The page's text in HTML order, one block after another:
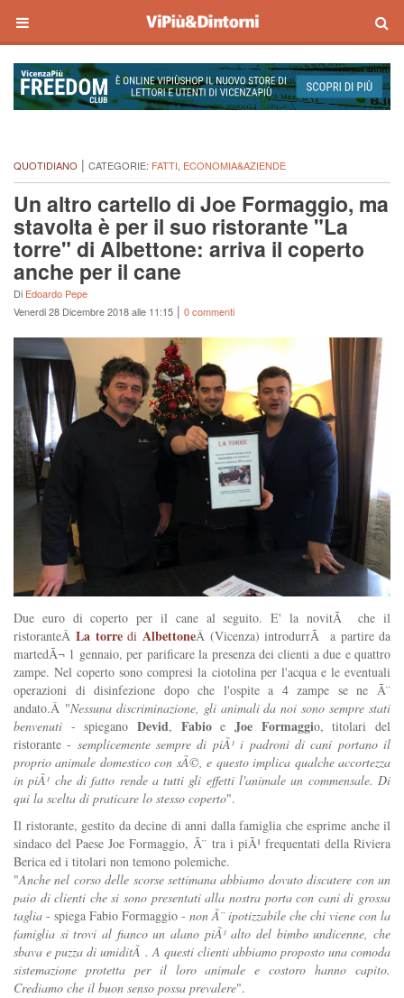
QUOTIDIANO | CATEGORIE: FATTI, ECONOMIA&AZIENDE
Un altro cartello di Joe Formaggio, ma
stavolta è per il suo ristorante "La
torre" di Albettone: arriva il coperto
anche per il cane
Di Edoardo Pepe
Venerdi 28 Dicembre 2018 alle 11:15 | 0 commenti
Due euro di coperto per il cane al seguito. E' la novitÃ che il
ristoranteÂLa torredi AlbettoneÂ (Vicenza) introdurrÃ a partire da
martedÃ¬ 1 gennaio, per parificare la presenza dei clienti a due e quattro
zampe. Nel coperto sono compresi la ciotolina per l'acqua e le eventuali
operazioni di disinfezione dopo che l'ospite a 4 zampe se ne Ã¨
andato.Â "Nessuna discriminazione, gli animali da noi sono sempre stati
benvenuti - spieganoDevid, FabioeJoe Formaggio, titolari del
ristorante - semplicemente sempre di piÃ¹ i padroni di cani portano il
proprio animale domestico con sÃ©, e questo implica qualche accortezza
in piÃ¹ che di fatto rende a tutti gli effetti l'animale un commensale. Di
qui la scelta di praticare lo stesso coperto".
Il ristorante, gestito da decine di anni dalla famiglia che esprime anche il
sindaco del Paese Joe Formaggio, Ã¨ tra i piÃ¹ frequentati della Riviera
Berica ed i titolari non temono polemiche.
"Anche nel corso delle scorse settimana abbiamo dovuto discutere con un
paio di clienti che si sono presentati alla nostra porta con cani di grossa
taglia - spiega Fabio Formaggio - non Ã¨ ipotizzabile che chi viene con la
famiglia si trovi al fianco un alano piÃ¹ alto del bimbo undicenne, che
sbava e puzza di umiditÃ . A questi clienti abbiamo proposto una comoda
sistemazione protetta per il loro animale e costoro hanno capito.
Crediamo che il buon senso possa prevalere".